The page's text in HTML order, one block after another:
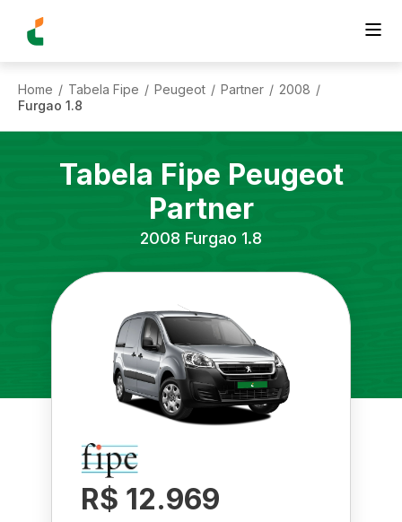
Home / Tabela Fipe / Peugeot / Partner / 2008 /
Furgao 1.8
Tabela Fipe Peugeot
Partner
2008 Furgao 1.8
R$ 12.969